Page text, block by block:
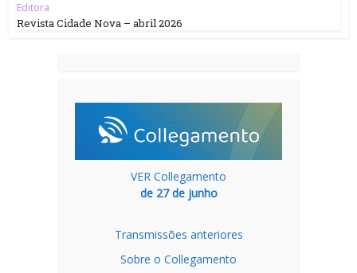
Editora
Revista Cidade Nova – abril 2026
VER Collegamento
de 27 de junho
Transmissões anteriores
Sobre o Collegamento